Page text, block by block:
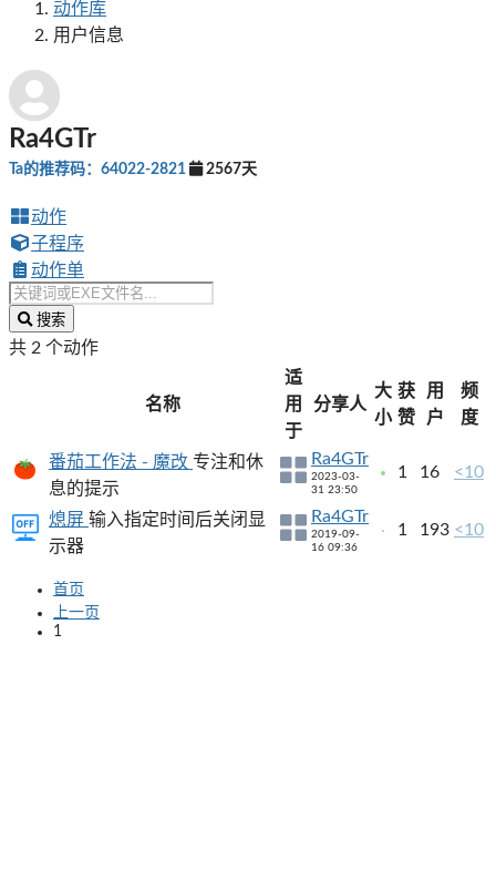
动作库
用户信息
Ra4GTr
Ta的推荐码：64022-2821 2567天
动作
子程序
动作单
搜索
共 2 个动作
名称
适
用
于
分享人
大
小
获
赞
用
户
频
度
番茄工作法 - 魔改 专注和休
息的提示
Ra4GTr
2023-03-
31 23:50
1 16 <10
熄屏 输入指定时间后关闭显
示器
Ra4GTr
2019-09-
16 09:36
1 193 <10
首页
上一页
1